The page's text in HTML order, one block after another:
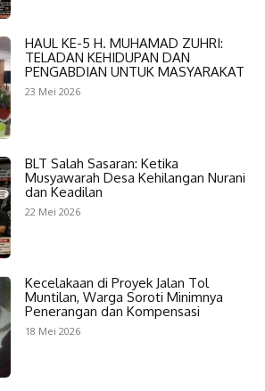
HAUL KE-5 H. MUHAMAD ZUHRI:
TELADAN KEHIDUPAN DAN
PENGABDIAN UNTUK MASYARAKAT
23 Mei 2026
BLT Salah Sasaran: Ketika
Musyawarah Desa Kehilangan Nurani
dan Keadilan
22 Mei 2026
Kecelakaan di Proyek Jalan Tol
Muntilan, Warga Soroti Minimnya
Penerangan dan Kompensasi
18 Mei 2026